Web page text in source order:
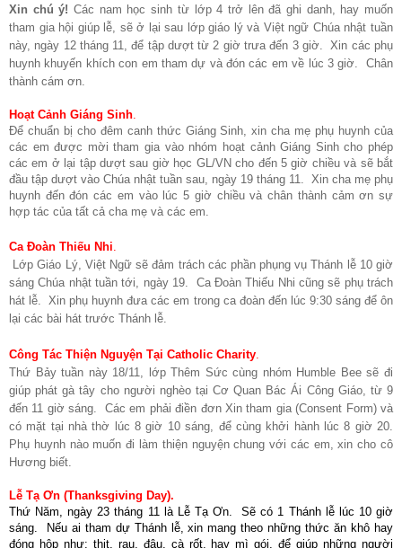
Xin chú ý!Các nam học sinh từ lớp 4 trở lên đã ghi danh, hay muốn
tham gia hội giúp lễ, sẽ ở lại sau lớp giáo lý và Việt ngữ Chúa nhật tuần
này, ngày 12 tháng 11, để tập dượt từ 2 giờ trưa đến 3 giờ. Xin các phụ
huynh khuyến khích con em tham dự và đón các em về lúc 3 giờ. Chân
thành cám ơn.
Hoạt Cảnh Giáng Sinh.
Để chuẩn bị cho đêm canh thức Giáng Sinh, xin cha mẹ phụ huynh của
các em được mời tham gia vào nhóm hoạt cảnh Giáng Sinh cho phép
các em ở lại tập dượt sau giờ học GL/VN cho đến 5 giờ chiều và sẽ bắt
đầu tập dượt vào Chúa nhật tuần sau, ngày 19 tháng 11. Xin cha mẹ phụ
huynh đến đón các em vào lúc 5 giờ chiều và chân thành cảm ơn sự
hợp tác của tất cả cha mẹ và các em.
Ca Đoàn Thiếu Nhi.
Lớp Giáo Lý, Việt Ngữ sẽ đảm trách các phần phụng vụ Thánh lễ 10 giờ
sáng Chúa nhật tuần tới, ngày 19. Ca Đoàn Thiếu Nhi cũng sẽ phụ trách
hát lễ. Xin phụ huynh đưa các em trong ca đoàn đến lúc 9:30 sáng để ôn
lại các bài hát trước Thánh lễ.
Công Tác Thiện Nguyện Tại Catholic Charity.
Thứ Bảy tuần này 18/11, lớp Thêm Sức cùng nhóm Humble Bee sẽ đi
giúp phát gà tây cho người nghèo tại Cơ Quan Bác Ái Công Giáo, từ 9
đến 11 giờ sáng. Các em phải điền đơn Xin tham gia (Consent Form) và
có mặt tại nhà thờ lúc 8 giờ 10 sáng, để cùng khởi hành lúc 8 giờ 20.
Phụ huynh nào muốn đi làm thiện nguyện chung với các em, xin cho cô
Hương biết.
Lễ Tạ Ơn (Thanksgiving Day).
Thứ Năm, ngày 23 tháng 11 là Lễ Tạ Ơn. Sẽ có 1 Thánh lễ lúc 10 giờ
sáng. Nếu ai tham dự Thánh lễ, xin mang theo những thức ăn khô hay
đóng hộp như: thịt, rau, đậu, cà rốt, hay mì gói, để giúp những người